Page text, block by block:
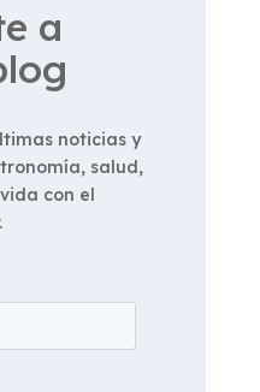
a
noticias y
salud,
con el